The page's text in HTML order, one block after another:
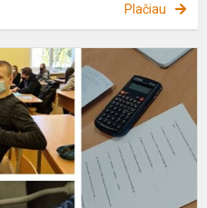
Plačiau